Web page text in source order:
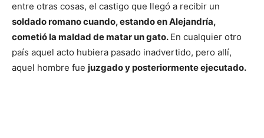
entre otras cosas, el castigo que llegó a recibir un
soldado romano cuando, estando en Alejandría,
cometió la maldad de matar un gato. En cualquier otro
país aquel acto hubiera pasado inadvertido, pero allí,
aquel hombre fue juzgado y posteriormente ejecutado.